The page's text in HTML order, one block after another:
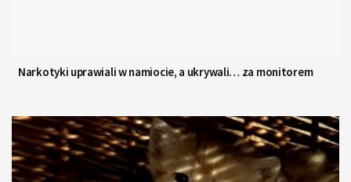
Narkotyki uprawiali w namiocie, a ukrywali… za monitorem